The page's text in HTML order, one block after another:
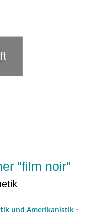
"film noir"
und Amerikanistik •